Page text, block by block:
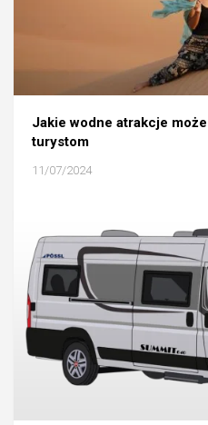
Jakie wodne atrakcje
turystom
11/07/2024